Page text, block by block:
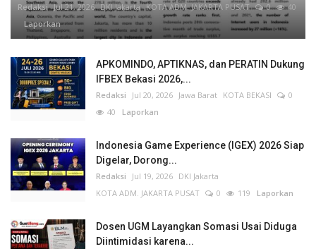
Redaksi Jul 21, 2026 DKI Jakarta KOTA ADM. JAKARTA PUSAT 0
40
Laporkan
APKOMINDO, APTIKNAS, dan PERATIN Dukung
IFBEX Bekasi 2026,...
Redaksi Jul 20, 2026 Jawa Barat KOTA BEKASI
0
40 Laporkan
Indonesia Game Experience (IGEX) 2026 Siap
Digelar, Dorong...
Redaksi Jul 19, 2026 DKI Jakarta
KOTA ADM. JAKARTA PUSAT
0 119 Laporkan
Dosen UGM Layangkan Somasi Usai Diduga
Diintimidasi karena...